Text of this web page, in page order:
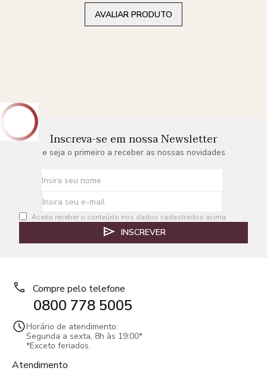
AVALIAR PRODUTO
Inscreva-se em nossa Newsletter
e seja o primeiro a receber as nossas novidades
Aceito receber o conteúdo nos dados cadastrados acima
INSCREVER
Compre pelo telefone
0800 778 5005
Horário de atendimento:
Segunda a sexta, 8h às 19:00*
*Exceto feriados.
Atendimento